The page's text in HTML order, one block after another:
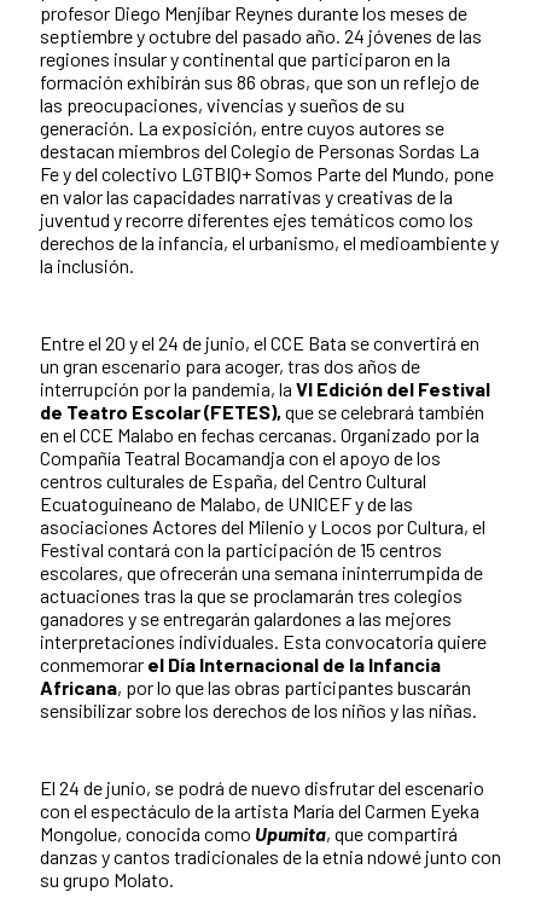
profesor Diego Menjíbar Reynes durante los meses de
septiembre y octubre del pasado año. 24 jóvenes de las
regiones insular y continental que participaron en la
formación exhibirán sus 86 obras, que son un reflejo de
las preocupaciones, vivencias y sueños de su
generación. La exposición, entre cuyos autores se
destacan miembros del Colegio de Personas Sordas La
Fe y del colectivo LGTBIQ+ Somos Parte del Mundo, pone
en valor las capacidades narrativas y creativas de la
juventud y recorre diferentes ejes temáticos como los
derechos de la infancia, el urbanismo, el medioambiente y
la inclusión.
Entre el 20 y el 24 de junio, el CCE Bata se convertirá en
un gran escenario para acoger, tras dos años de
interrupción por la pandemia, la VI Edición del Festival
de Teatro Escolar (FETES), que se celebrará también
en el CCE Malabo en fechas cercanas. Organizado por la
Compañía Teatral Bocamandja con el apoyo de los
centros culturales de España, del Centro Cultural
Ecuatoguineano de Malabo, de UNICEF y de las
asociaciones Actores del Milenio y Locos por Cultura, el
Festival contará con la participación de 15 centros
escolares, que ofrecerán una semana ininterrumpida de
actuaciones tras la que se proclamarán tres colegios
ganadores y se entregarán galardones a las mejores
interpretaciones individuales. Esta convocatoria quiere
conmemorar el Día Internacional de la Infancia
Africana, por lo que las obras participantes buscarán
sensibilizar sobre los derechos de los niños y las niñas.
El 24 de junio, se podrá de nuevo disfrutar del escenario
con el espectáculo de la artista María del Carmen Eyeka
Mongolue, conocida como Upumita, que compartirá
danzas y cantos tradicionales de la etnia ndowé junto con
su grupo Molato.